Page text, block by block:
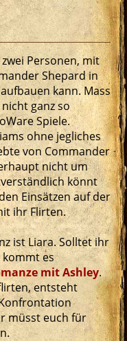
Personen, mit
Shepard in
kann. Mass
ganz so
Spiele.
ohne jegliches
von Commander
nicht um
könnt
Einsätzen auf der
ihr Flirten.
ist Liara. Solltet ihr
kommt es
mit Ashley.
entsteht
müsst euch für